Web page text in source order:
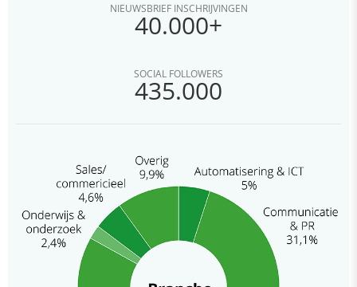
NIEUWSBRIEF INSCHRIJVINGEN
40.000+
SOCIAL FOLLOWERS
435.000